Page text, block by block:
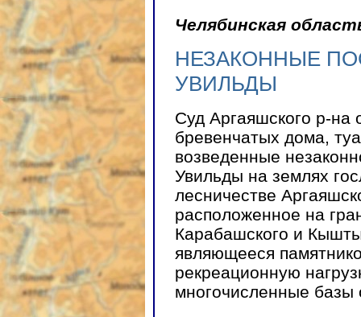
Челябинская
НЕЗАКОННЫЕ
УВИЛЬДЫ
Суд Аргаяшского р-на
бревенчатых дома,
возведенные
Увильды на землях
лесничестве
расположенное на
Карабашского и
являющееся
рекреационную
многочисленные базы